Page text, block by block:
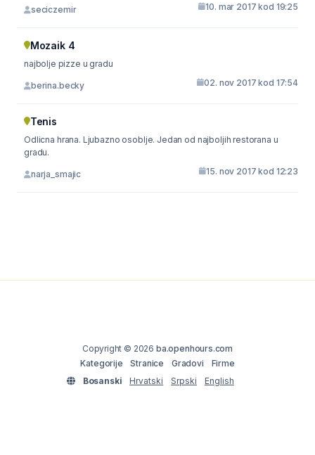
seciczemir 10. mar 2017 kod 19:25
Mozaik 4
najbolje pizze u gradu
berina.becky 02. nov 2017 kod 17:54
Tenis
Odlicna hrana. Ljubazno osoblje. Jedan od najboljih restorana u
gradu.
narja_smajic 15. nov 2017 kod 12:23
Copyright © 2026 ba.openhours.com
Kategorije
Stranice Gradovi
Firme
Bosanski
Hrvatski Srpski English